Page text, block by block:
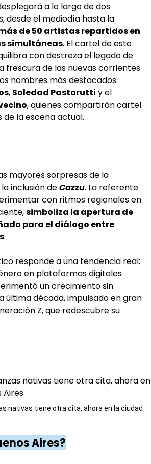
a lo largo de dos
desde el mediodía hasta la
de 50 artistas repartidos en
simultáneas. El cartel de este
con destreza el legado de
frescura de las nuevas corrientes
nombres más destacados
, Soledad Pastorutti y el
, quienes compartirán cartel
de la escena actual.
mayores sorpresas de la
inclusión deCazzu. La referente
con ritmos regionales en
simboliza la apertura de
para el diálogo entre
.
responde a una tendencia real:
en plataformas digitales
un crecimiento sin
última década, impulsado en gran
Z, que redescubre su
nativas tiene otra cita, ahora en la ciudad
Aires?